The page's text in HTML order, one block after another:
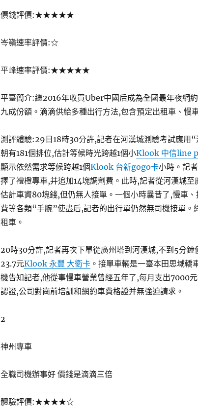
價錢評價:★★★★★
岑嶺速率評價:☆
平峰速率評價:★★★★★
平臺簡介:繼2016年收買Uber中國后成為全國最年夜網
九成份額。滴滴供給多種出行方法,包含預定出租車、慢
測評體驗:29日18時30分許,記者在河漢城測驗考試應用
朝有181個排位,估計等候時光跨越1個小Klook 中信line
顯示依然需求等候跨越1個Klook 台新gogo卡小時。記
擇了禮橙專車,并追加14塊調劑費。此時,記者從河漢城
估計車資80塊錢,但仍無人接單。一個小時曩昔了,慢車
費等各類“手腕”使盡后,記者的出行單仍然無司機接單。
租車。
20時30分許,記者再次下單從廣州塔到河漢城,不到5分鐘
23.7元Klook 永豐 大衛卡 。接單車輛是一臺本田思域轎
機告知記者,他從事慢車營業曾經五年了,每月支出7000
認證,公司對崗前培訓和網約車費格證并無強迫請求。
2
神州專車
全職司機辦事好 價錢是滴滴三倍
體驗評價:★★★★☆